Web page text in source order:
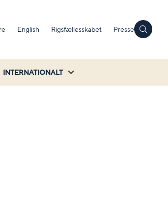
English Rigsfællesskabet Presse
INTERNATIONALT